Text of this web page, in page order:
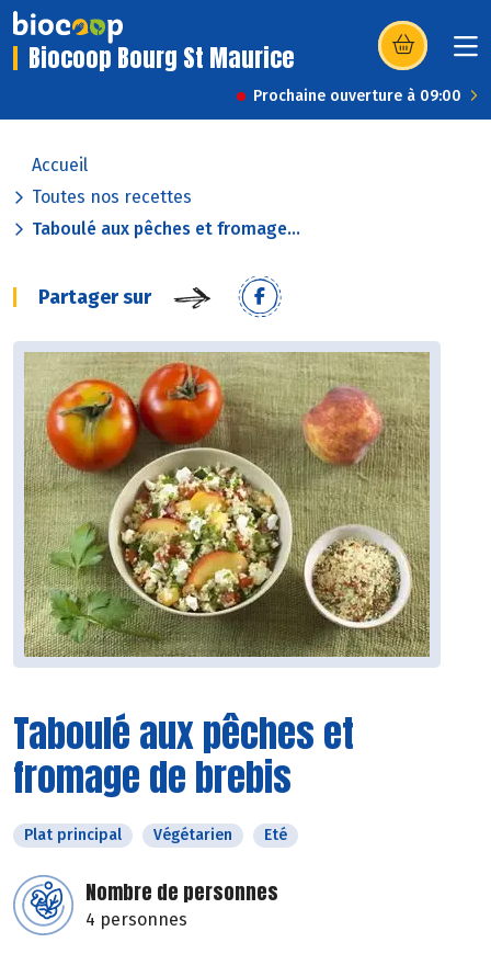
Biocoop Bourg St Maurice (s’ouvre dans
Prochaine ouverture à 09:00
Accueil
Toutes nos recettes
Taboulé aux pêches et fromage...
Partager sur
Taboulé aux pêches et
fromage de brebis
Plat principal Végétarien Eté
Nombre de personnes
4 personnes